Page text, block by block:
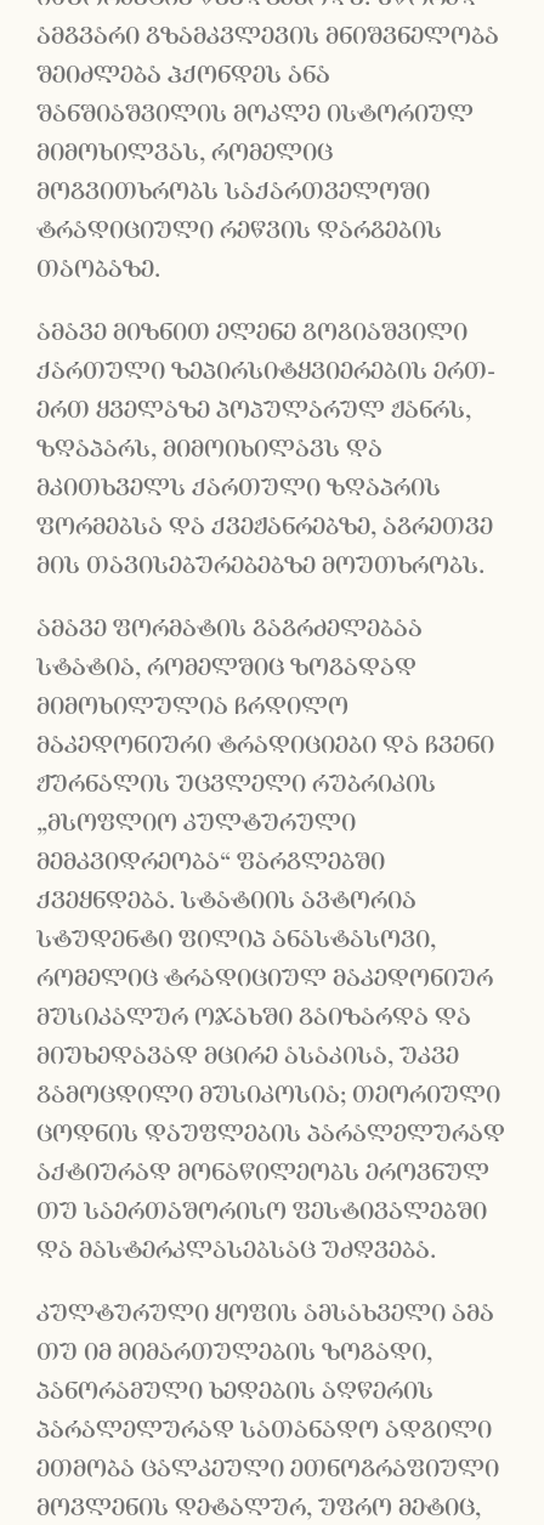
ამგვარი გზამკვლევის მნიშვნელობა
შეიძლება ჰქონდეს ანა
შანშიაშვილის მოკლე ისტორიულ
მიმოხილვას, რომელიც
მოგვითხრობს საქართველოში
ტრადიციული რეწვის დარგების
თაობაზე.
ამავე მიზნით ელენე გოგიაშვილი
ქართული ზეპირსიტყვიერების ერთ-
ერთ ყველაზე პოპულარულ ჟანრს,
ზღაპარს, მიმოიხილავს და
მკითხველს ქართული ზღაპრის
ფორმებსა და ქვეჟანრებზე, აგრეთვე
მის თავისებურებებზე მოუთხრობს.
ამავე ფორმატის გაგრძელებაა
სტატია, რომელშიც ზოგადად
მიმოხილულია ჩრდილო
მაკედონიური ტრადიციები და ჩვენი
ჟურნალის უცვლელი რუბრიკის
„მსოფლიო კულტურული
მემკვიდრეობა“ ფარგლებში
ქვეყნდება. სტატიის ავტორია
სტუდენტი ფილიპ ანასტასოვი,
რომელიც ტრადიციულ მაკედონიურ
მუსიკალურ ოჯახში გაიზარდა და
მიუხედავად მცირე ასაკისა, უკვე
გამოცდილი მუსიკოსია; თეორიული
ცოდნის დაუფლების პარალელურად
აქტიურად მონაწილეობს ეროვნულ
თუ საერთაშორისო ფესტივალებში
და მასტერკლასებსაც უძღვება.
კულტურული ყოფის ამსახველი ამა
თუ იმ მიმართულების ზოგადი,
პანორამული ხედების აღწერის
პარალელურად სათანადო ადგილი
ეთმობა ცალკეული ეთნოგრაფიული
მოვლენის დეტალურ, უფრო მეტიც,